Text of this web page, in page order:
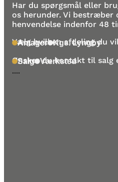
Har du spørgsmål eller
os herunder. Vi bestræber
henvendelse indenfor 48
Vælg hvilken afdeling du
Amager Kgs. Lyngby
Ønsker du kontakt til salg
Salg Værksted
....